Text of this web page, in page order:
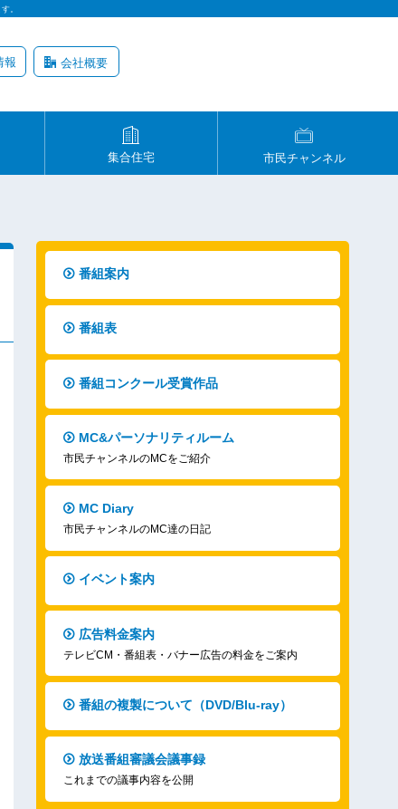
。
報 会社概要
集合住宅 市民チャンネル
番組案内
番組表
番組コンクール受賞作品
MC&パーソナリティルーム
市民チャンネルのMCをご紹介
MC Diary
市民チャンネルのMC達の日記
イベント案内
広告料金案内
テレビCM・番組表・バナー広告の料金をご案内
番組の複製について（DVD/Blu-ray）
放送番組審議会議事録
これまでの議事内容を公開